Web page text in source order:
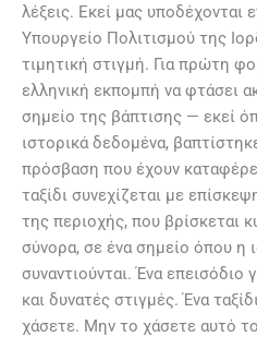
λέξεις. Εκεί μας
Υπουργείο Πολιτισμού της
τιμητική στιγμή. Για πρώτη
ελληνική εκπομπή να φτάσει
σημείο της βάπτισης — εκεί
ιστορικά δεδομένα,
πρόσβαση που έχουν
ταξίδι συνεχίζεται με
της περιοχής, που βρίσκεται
σύνορα, σε ένα σημείο όπου η
συναντιούνται. Ένα επεισόδιο
και δυνατές στιγμές. Ένα
χάσετε. Μην το χάσετε αυτό